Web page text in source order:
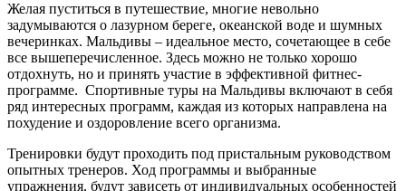
Желая пуститься в путешествие, многие невольно
задумываются о лазурном береге, океанской воде и шумных
вечеринках. Мальдивы – идеальное место, сочетающее в себе
все вышеперечисленное. Здесь можно не только хорошо
отдохнуть, но и принять участие в эффективной фитнес-
программе. Спортивные туры на Мальдивы включают в себя
ряд интересных программ, каждая из которых направлена на
похудение и оздоровление всего организма.
Тренировки будут проходить под пристальным руководством
опытных тренеров. Ход программы и выбранные
упражнения, будут зависеть от индивидуальных особенностей